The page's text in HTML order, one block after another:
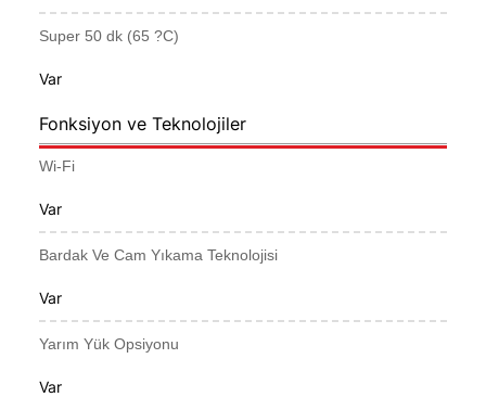
Super 50 dk (65 ?C)
Var
Fonksiyon ve Teknolojiler
Wi-Fi
Var
Bardak Ve Cam Yıkama Teknolojisi
Var
Yarım Yük Opsiyonu
Var